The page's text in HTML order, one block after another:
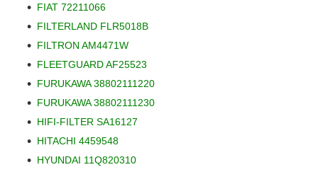
FIAT 72211066
FILTERLAND FLR5018B
FILTRON AM4471W
FLEETGUARD AF25523
FURUKAWA 38802111220
FURUKAWA 38802111230
HIFI-FILTER SA16127
HITACHI 4459548
HYUNDAI 11Q820310